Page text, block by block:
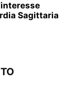
Sagittaria